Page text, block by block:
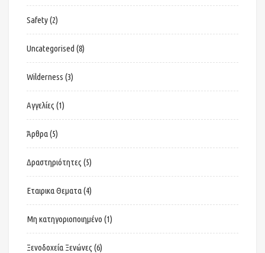
Safety(2)
Uncategorised (8)
Wilderness (3)
Αγγελίες (1)
Άρθρα(5)
Δραστηριότητες (5)
Εταιρικα Θεματα(4)
Μη κατηγοριοποιημένο (1)
Ξενοδοχεία Ξενώνες (6)